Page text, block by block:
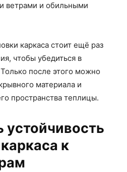
ветрами и обильными
каркаса стоит ещё раз
чтобы убедиться в
после этого можно
материала и
пространства теплицы.
устойчивость
к